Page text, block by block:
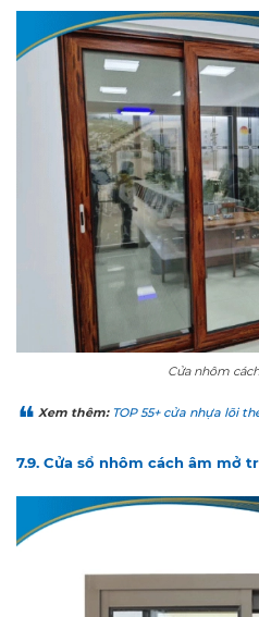
Cửa nhôm
Xem thêm: TOP 55+ cửa nhựa lõi
7.9. Cửa sổ nhôm cách âm mở